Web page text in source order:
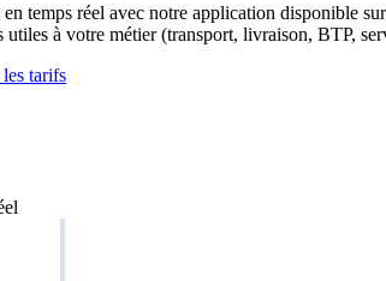
temps réel avec notre application disponible
utiles à votre métier (transport, livraison, BTP,
tarifs